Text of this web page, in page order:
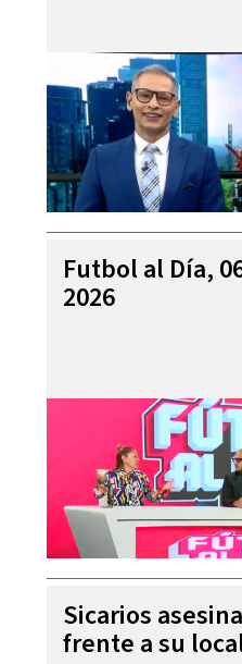
Futbol al Día,
2026
Sicarios
frente a su